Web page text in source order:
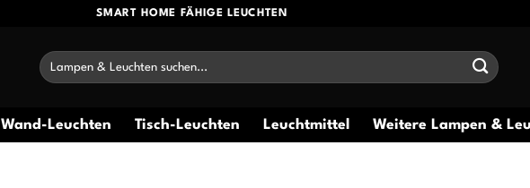
SMART HOME FÄHIGE LEUCHTEN
Suchen
nach:
Wand-Leuchten Tisch-Leuchten Leuchtmittel Weitere Lampen &